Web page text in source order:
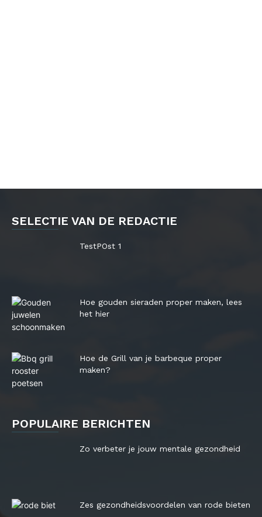
SELECTIE VAN DE REDACTIE
TestPOst 1
Hoe gouden sieraden proper maken, lees
het hier
Hoe de Grill van je barbeque proper
maken?
POPULAIRE BERICHTEN
Zo verbeter je jouw mentale gezondheid
Zes gezondheidsvoordelen van rode bieten